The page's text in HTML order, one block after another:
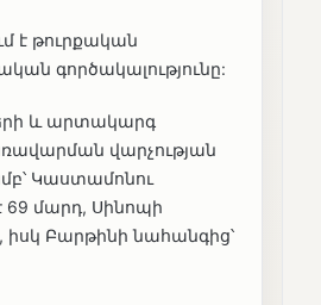
է թուրքական
գործակալությունը:
և արտակարգ
վարչության
Կաստամոնու
69 մարդ, Սինոպի
իսկ Բարթինի նահանգից՝